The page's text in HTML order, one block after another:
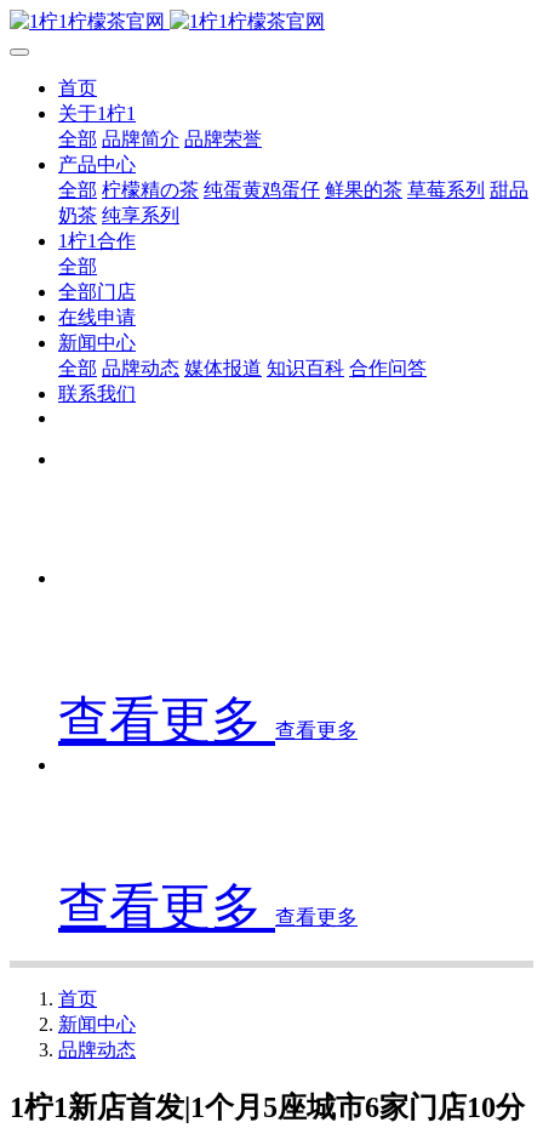
首页
关于1柠1
全部 品牌简介 品牌荣誉
产品中心
全部 柠檬精の茶 纯蛋黄鸡蛋仔 鲜果的茶 草莓系列 甜品
奶茶 纯享系列
1柠1合作
全部
全部门店
在线申请
新闻中心
全部 品牌动态 媒体报道 知识百科 合作问答
联系我们
查看更多 查看更多
查看更多 查看更多
首页
新闻中心
品牌动态
1柠1新店首发|1个月5座城市6家门店10分